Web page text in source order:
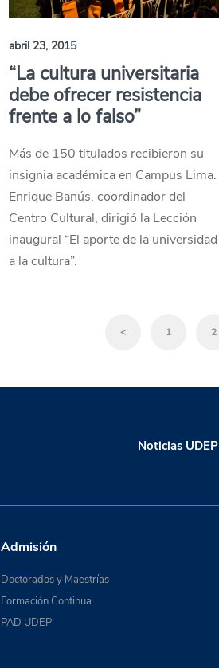
abril 23, 2015
“La cultura universitaria
debe ofrecer resistencia
frente a lo falso”
Más de 150 titulados recibieron su
insignia académica en Campus Lima.
Enrique Banús, coordinador del
Centro Cultural, dirigió la Lección
inaugural “El aporte de la universidad
a la cultura”.
< 1 2
Noticias UDEP
Admisión
Doctorados y Maestrías
Formación Continua
PAD UDEP